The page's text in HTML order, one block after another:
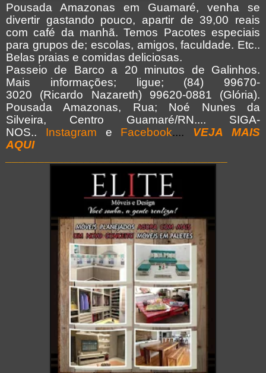
Pousada Amazonas em Guamaré, venha se
divertir gastando pouco, apartir de 39,00 reais
com café da manhã. Temos Pacotes especiais
para grupos de; escolas, amigos, faculdade. Etc..
Belas praias e comidas deliciosas.
Passeio de Barco a 20 minutos de Galinhos.
Mais informações; ligue; (84) 99670-
3020 (Ricardo Nazareth) 99620-0881 (Glória).
Pousada Amazonas, Rua; Noé Nunes da
Silveira, Centro Guamaré/RN.... SIGA-
NOS..
Instagram e Facebook.... VEJA MAIS
AQUI